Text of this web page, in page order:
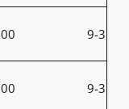
9-31
9-31